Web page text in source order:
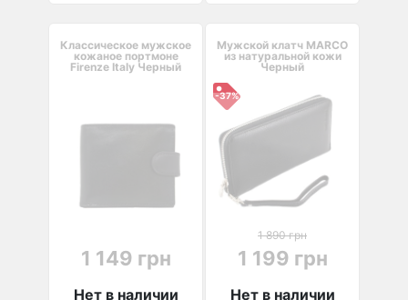
Классическое мужское
кожаное портмоне
Firenze Italy Черный
1 149 грн
Нет в наличии
Мужской клатч MARCO
из натуральной кожи
Черный
-37%
1 890 грн
1 199 грн
Нет в наличии